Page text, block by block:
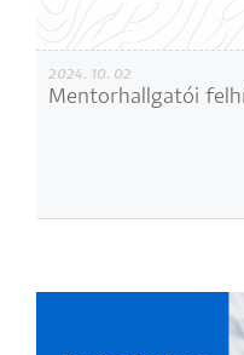
2024. 10. 02
Mentorhallgatói